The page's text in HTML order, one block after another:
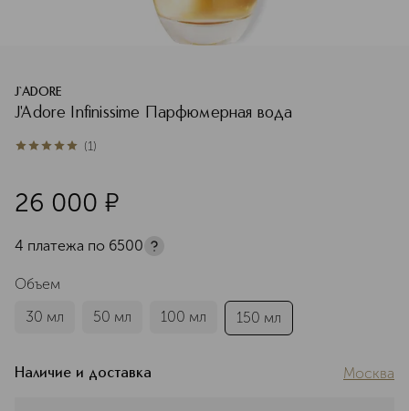
J`ADORE
J'Adore Infinissime Парфюмерная вода
5из 51 (1)
26 000 ¤
4 платежа по 6500
Объем
30 мл
50 мл 100 мл 150 мл
Наличие и доставка Москва